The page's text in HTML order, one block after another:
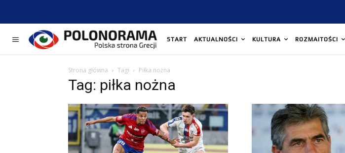
START AKTUALNOŚCI KULTURA ROZMAITOŚCI
Strona główna Tagi Piłka nożna
Tag: piłka nożna